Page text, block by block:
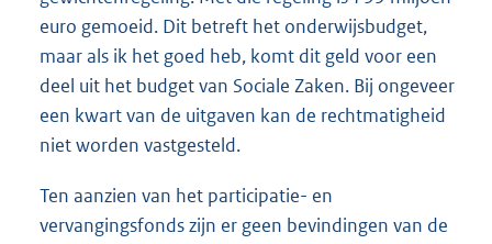
euro gemoeid. Dit betreft het onderwijsbudget,
maar als ik het goed heb, komt dit geld voor een
deel uit het budget van Sociale Zaken. Bij ongeveer
een kwart van de uitgaven kan de rechtmatigheid
niet worden vastgesteld.
Ten aanzien van het participatie- en
vervangingsfonds zijn er geen bevindingen van de